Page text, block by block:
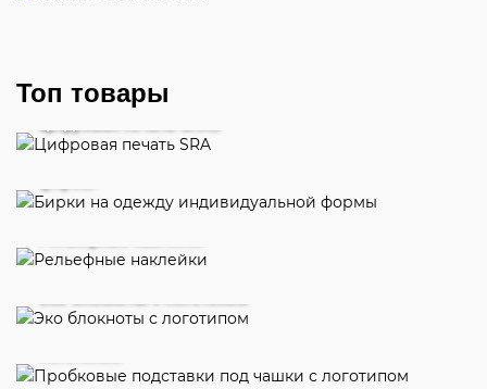
Топ товары
Бирки на одежду индивидуальной